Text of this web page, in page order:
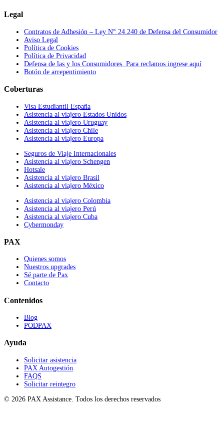
Legal
Contratos de Adhesión – Ley N° 24.240 de Defensa del Consumidor
Aviso Legal
Política de Cookies
Política de Privacidad
Defensa de las y los Consumidores. Para reclamos ingrese aquí
Botón de arrepentimiento
Coberturas
Visa Estudiantil España
Asistencia al viajero Estados Unidos
Asistencia al viajero Uruguay
Asistencia al viajero Chile
Asistencia al viajero Europa
Seguros de Viaje Internacionales
Asistencia al viajero Schengen
Hotsale
Asistencia al viajero Brasil
Asistencia al viajero México
Asistencia al viajero Colombia
Asistencia al viajero Perú
Asistencia al viajero Cuba
Cybermonday
PAX
Quienes somos
Nuestros upgrades
Sé parte de Pax
Contacto
Contenidos
Blog
PODPAX
Ayuda
Solicitar asistencia
PAX Autogestión
FAQS
Solicitar reintegro
© 2026 PAX Assistance. Todos los derechos reservados